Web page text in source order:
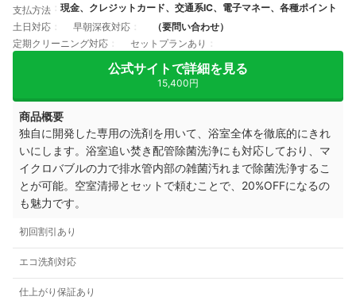
支払方法
現金、クレジットカード、交通系IC、電子マネー、各種ポイント
土日対応
早朝深夜対応
（要問い合わせ）
定期クリーニング対応
セットプランあり
公式サイトで詳細を見る
15,400円
商品概要
独自に開発した専用の洗剤を用いて、浴室全体を徹底的にきれ
いにします。 浴室追い焚き配管除菌洗浄にも対応しており、マ
イクロバブルの力で排水管内部の雑菌汚れまで除菌洗浄するこ
とが可能。 空室清掃とセットで頼むことで、20%OFFになるの
も魅力です。
初回割引あり
エコ洗剤対応
仕上がり保証あり